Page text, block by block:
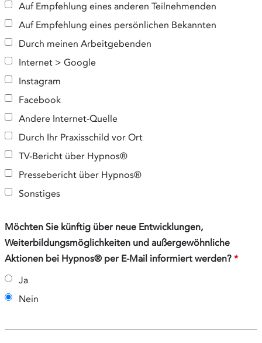
Auf Empfehlung eines anderen Teilnehmenden
Auf Empfehlung eines persönlichen Bekannten
Durch meinen Arbeitgebenden
Internet > Google
Instagram
Facebook
Andere Internet-Quelle
Durch Ihr Praxisschild vor Ort
TV-Bericht über Hypnos®
Pressebericht über Hypnos®
Sonstiges
Möchten Sie künftig über neue Entwicklungen,
Weiterbildungsmöglichkeiten und außergewöhnliche
Aktionen bei Hypnos® per E-Mail informiert werden? *
Ja
Nein